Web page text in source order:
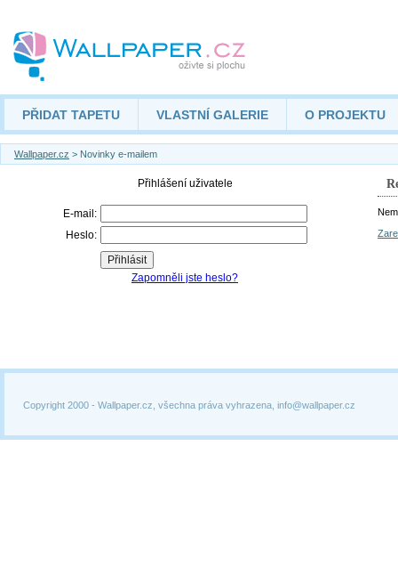
PŘIDAT TAPETU VLASTNÍ GALERIE O PROJEKTU
Wallpaper.cz > Novinky e-mailem
Copyright 2000 - Wallpaper.cz, všechna práva vyhrazena, info@wallpaper.cz